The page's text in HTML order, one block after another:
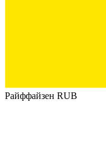
Райффайзен RUB